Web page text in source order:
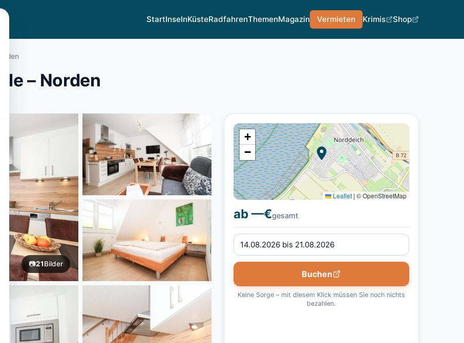
StartInselnKüsteRadfahrenThemenMagazin Vermieten Krimis Shop
– Norden
📷21Bilder
+
−
Leaflet | © OpenStreetMap
ab —€gesamt
Buchen
Keine Sorge – mit diesem Klick müssen Sie noch nichts
bezahlen.